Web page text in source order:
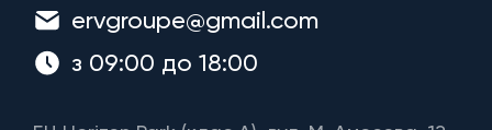
ervgroupe@gmail.com
з 09:00 до 18:00